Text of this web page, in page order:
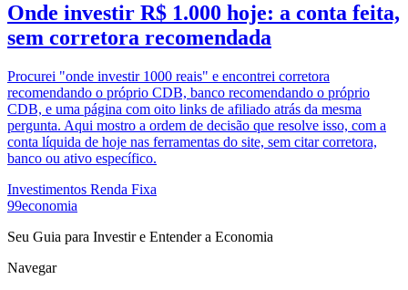
Onde investir R$ 1.000 hoje: a conta feita,
sem corretora recomendada
Procurei "onde investir 1000 reais" e encontrei corretora
recomendando o próprio CDB, banco recomendando o próprio
CDB, e uma página com oito links de afiliado atrás da mesma
pergunta. Aqui mostro a ordem de decisão que resolve isso, com a
conta líquida de hoje nas ferramentas do site, sem citar corretora,
banco ou ativo específico.
Investimentos Renda Fixa
99economia
Seu Guia para Investir e Entender a Economia
Navegar